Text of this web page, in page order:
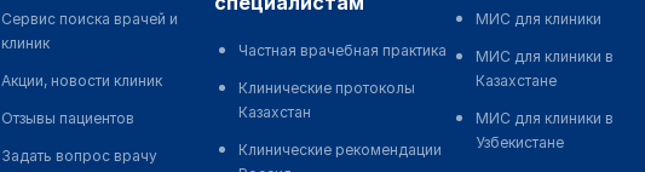
Сервис поиска врачей и
клиник
Акции, новости клиник
Отзывы пациентов
Задать вопрос врачу
Частная врачебная практика
Клинические протоколы
Казахстан
Клинические рекомендации
МИС для клиники
МИС для клиники в
Казахстане
МИС для клиники в
Узбекистане